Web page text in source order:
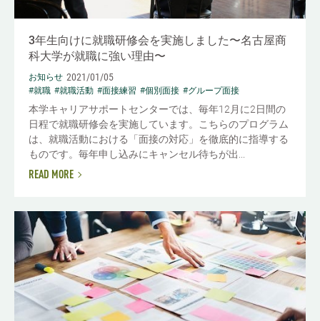
3年生向けに就職研修会を実施しました〜名古屋商
科大学が就職に強い理由〜
お知らせ 2021/01/05
#就職 #就職活動 #面接練習 #個別面接 #グループ面接
本学キャリアサポートセンターでは、毎年12月に2日間の
日程で就職研修会を実施しています。こちらのプログラム
は、就職活動における「面接の対応」を徹底的に指導する
ものです。毎年申し込みにキャンセル待ちが出...
READ MORE